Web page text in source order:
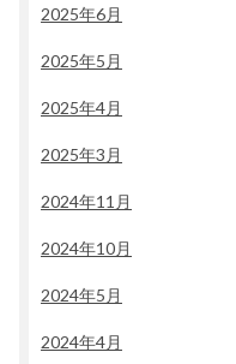
2025年6月
2025年5月
2025年4月
2025年3月
2024年11月
2024年10月
2024年5月
2024年4月